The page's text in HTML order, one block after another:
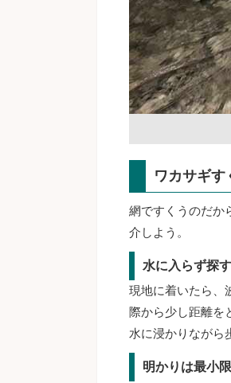
ワカサギす
網ですくうのだか
介しよう。
水に入らず探す
現地に着いたら、
際から少し距離を
水に浸かりながら
明かりは最小